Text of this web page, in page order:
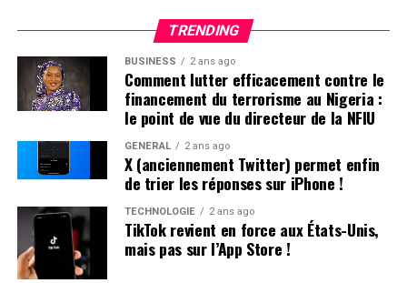
impliquant trois hommes. L’un des participants, avec
des marques visibles sur son manteau, a déclaré avoir
été attaqué au couteau par les deux autres. Ces derniers
ont rejeté les accusations lors de leur interrogatoire.
Déjà sous le coup d’une obligation de quitter le
accompagnée d’une assignation à résidence. La victime
n’a pas porté plainte et était introuvable à son domicile.
Affrontements et Tentative de Vol :
Comparution au Tribunal en Avril
TRENDING
BUSINESS 2 ans ago
Comment lutter efficacement contre le
financement du terrorisme au Nigeria :
le point de vue du directeur de la NFIU
GÉNÉRAL 2 ans ago
X (anciennement Twitter) permet enfin
de trier les réponses sur iPhone !
TECHNOLOGIE 2 ans ago
TikTok revient en force aux États-Unis,
mais pas sur l’App Store !